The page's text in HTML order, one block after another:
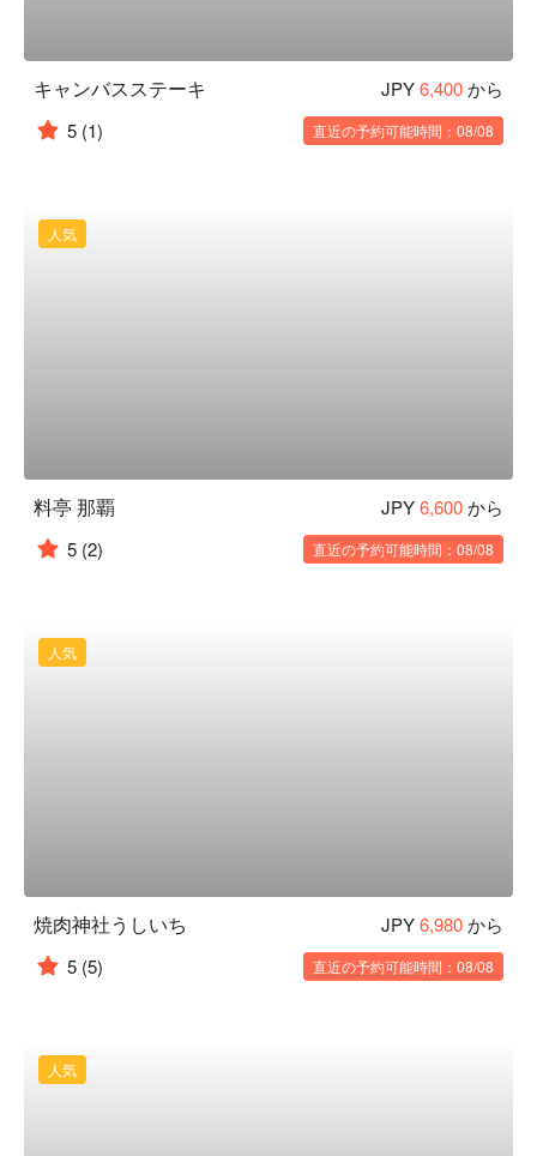
キャンバスステーキ JPY6,400から
5 (1) 直近の予約可能時間：08/08
人気
料亭 那覇 JPY6,600から
5 (2) 直近の予約可能時間：08/08
人気
焼肉神社うしいち JPY6,980から
5 (5) 直近の予約可能時間：08/08
人気